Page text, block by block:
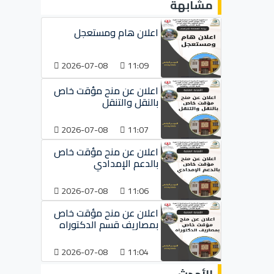
مشابهة
اعلان هام ومستعجل
11:09
2026-07-08
اعلان عن منح مؤقت خاص
بالنقل والتنقل
11:07
2026-07-08
اعلان عن منح مؤقت خاص
بالدعم الإمدادي
11:06
2026-07-08
اعلان عن منح مؤقت خاص
بمصاريف قسم الدكتوراه
11:04
2026-07-08